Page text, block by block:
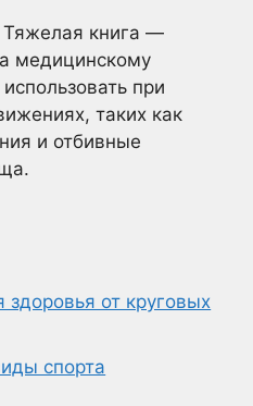
Тяжелая книга —
медицинскому
при
таких как
и отбивные
от круговых
спорта